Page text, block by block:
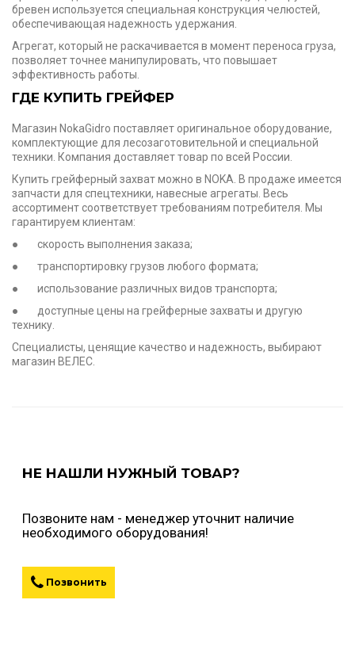
бревен используется специальная конструкция челюстей,
обеспечивающая надежность удержания.
Агрегат, который не раскачивается в момент переноса груза,
позволяет точнее манипулировать, что повышает
эффективность работы.
ГДЕ КУПИТЬ ГРЕЙФЕР
Магазин NokaGidro поставляет оригинальное оборудование,
комплектующие для лесозаготовительной и специальной
техники. Компания доставляет товар по всей России.
Купить грейферный захват можно в NOKA. В продаже имеется
запчасти для спецтехники, навесные агрегаты. Весь
ассортимент соответствует требованиям потребителя. Мы
гарантируем клиентам:
● скорость выполнения заказа;
● транспортировку грузов любого формата;
● использование различных видов транспорта;
● доступные цены на грейферные захваты и другую
технику.
Специалисты, ценящие качество и надежность, выбирают
магазин ВЕЛЕС.
НЕ НАШЛИ НУЖНЫЙ ТОВАР?
Позвоните нам - менеджер уточнит наличие
необходимого оборудования!
Позвонить